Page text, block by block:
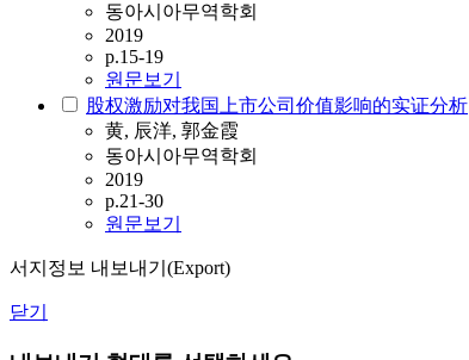
동아시아무역학회
2019
p.15-19
원문보기
股权激励对我国上市公司价值影响的实证分析
黄, 辰洋, 郭金霞
동아시아무역학회
2019
p.21-30
원문보기
서지정보 내보내기(Export)
닫기